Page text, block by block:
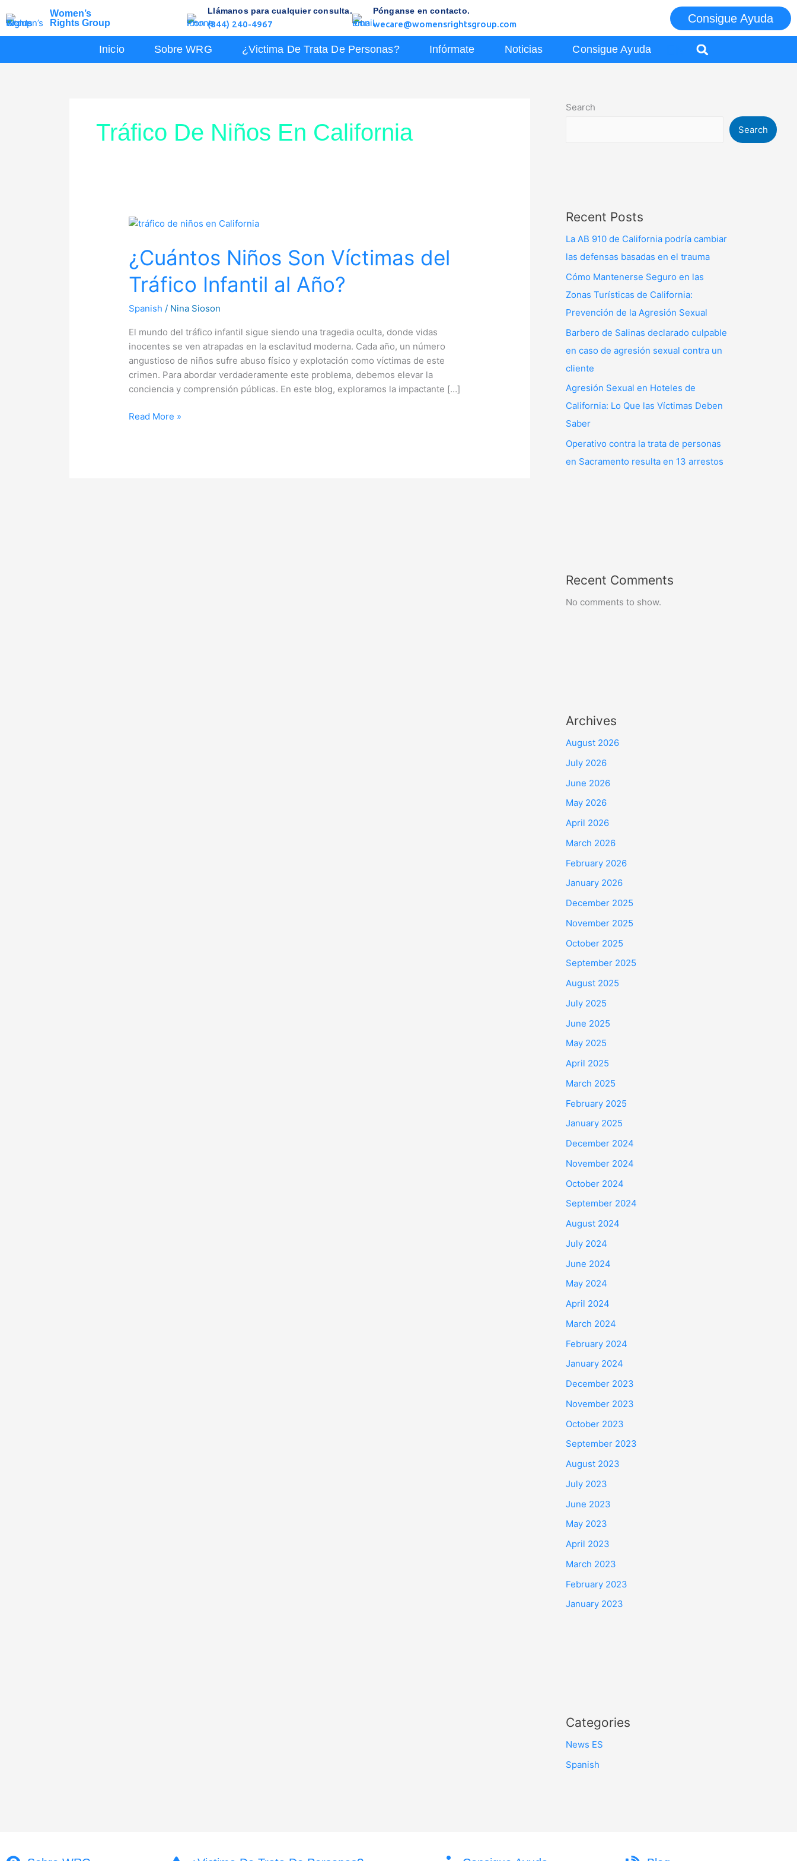
to
content
Women’s
Rights Group
Llámanos para cualquier consulta.
(844) 240-4967
Pónganse en contacto.
wecare@womensrightsgroup.com Consigue Ayuda
Inicio Sobre WRG ¿Victima De Trata De Personas? Infórmate Noticias Consigue Ayuda
Tráfico De Niños En California
¿Cuántos Niños Son Víctimas del
Tráfico Infantil al Año?
Spanish / Nina Sioson
El mundo del tráfico infantil sigue siendo una tragedia oculta, donde vidas
inocentes se ven atrapadas en la esclavitud moderna. Cada año, un número
angustioso de niños sufre abuso físico y explotación como víctimas de este
crimen. Para abordar verdaderamente este problema, debemos elevar la
conciencia y comprensión públicas. En este blog, exploramos la impactante […]
¿Cuántos
Son
Víctimas
del
Tráfico
Infantil
Año?
Read More »
Search
Search
Recent Posts
La AB 910 de California podría cambiar
las defensas basadas en el trauma
Cómo Mantenerse Seguro en las
Zonas Turísticas de California:
Prevención de la Agresión Sexual
Barbero de Salinas declarado culpable
en caso de agresión sexual contra un
cliente
Agresión Sexual en Hoteles de
California: Lo Que las Víctimas Deben
Saber
Operativo contra la trata de personas
en Sacramento resulta en 13 arrestos
Recent Comments
No comments to show.
Archives
August 2026
July 2026
June 2026
May 2026
April 2026
March 2026
February 2026
January 2026
December 2025
November 2025
October 2025
September 2025
August 2025
July 2025
June 2025
May 2025
April 2025
March 2025
February 2025
January 2025
December 2024
November 2024
October 2024
September 2024
August 2024
July 2024
June 2024
May 2024
April 2024
March 2024
February 2024
January 2024
December 2023
November 2023
October 2023
September 2023
August 2023
July 2023
June 2023
May 2023
April 2023
March 2023
February 2023
January 2023
Categories
News ES
Spanish